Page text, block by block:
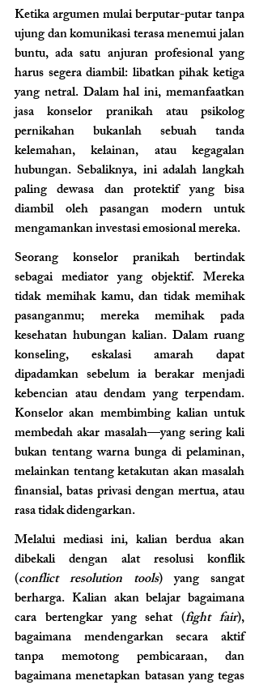
Ketika argumen mulai berputar-putar tanpa
ujung dan komunikasi terasa menemui jalan
buntu, ada satu anjuran profesional yang
harus segera diambil: libatkan pihak ketiga
yang netral. Dalam hal ini, memanfaatkan
jasa konselor pranikah atau psikolog
pernikahan bukanlah sebuah tanda
kelemahan, kelainan, atau kegagalan
hubungan. Sebaliknya, ini adalah langkah
paling dewasa dan protektif yang bisa
diambil oleh pasangan modern untuk
mengamankan investasi emosional mereka.
Seorang konselor pranikah bertindak
sebagai mediator yang objektif. Mereka
tidak memihak kamu, dan tidak memihak
pasanganmu; mereka memihak pada
kesehatan hubungan kalian. Dalam ruang
konseling, eskalasi amarah dapat
dipadamkan sebelum ia berakar menjadi
kebencian atau dendam yang terpendam.
Konselor akan membimbing kalian untuk
membedah akar masalah—yang sering kali
bukan tentang warna bunga di pelaminan,
melainkan tentang ketakutan akan masalah
finansial, batas privasi dengan mertua, atau
rasa tidak didengarkan.
Melalui mediasi ini, kalian berdua akan
dibekali dengan alat resolusi konflik
(conflict resolution tools) yang sangat
berharga. Kalian akan belajar bagaimana
cara bertengkar yang sehat (fight fair),
bagaimana mendengarkan secara aktif
tanpa memotong pembicaraan, dan
bagaimana menetapkan batasan yang tegas